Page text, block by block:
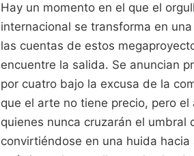
Hay un momento en el que el
internacional se transforma en
las cuentas de estos
encuentre la salida. Se anuncian
por cuatro bajo la excusa de la
que el arte no tiene precio, pero
quienes nunca cruzarán el
convirtiéndose en una huida